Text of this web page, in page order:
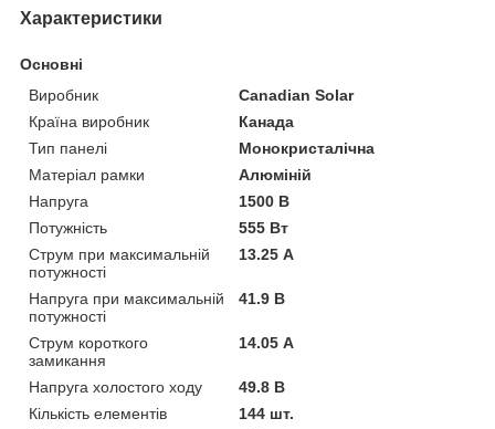
Характеристики
Основні
Виробник
Canadian Solar
Країна виробник
Канада
Тип панелі
Монокристалічна
Матеріал рамки
Алюміній
Напруга
1500 В
Потужність
555 Вт
Струм при максимальній
потужності
13.25 А
Напруга при максимальній
потужності
41.9 В
Струм короткого
замикання
14.05 А
Напруга холостого ходу
49.8 В
Кількість елементів
144 шт.